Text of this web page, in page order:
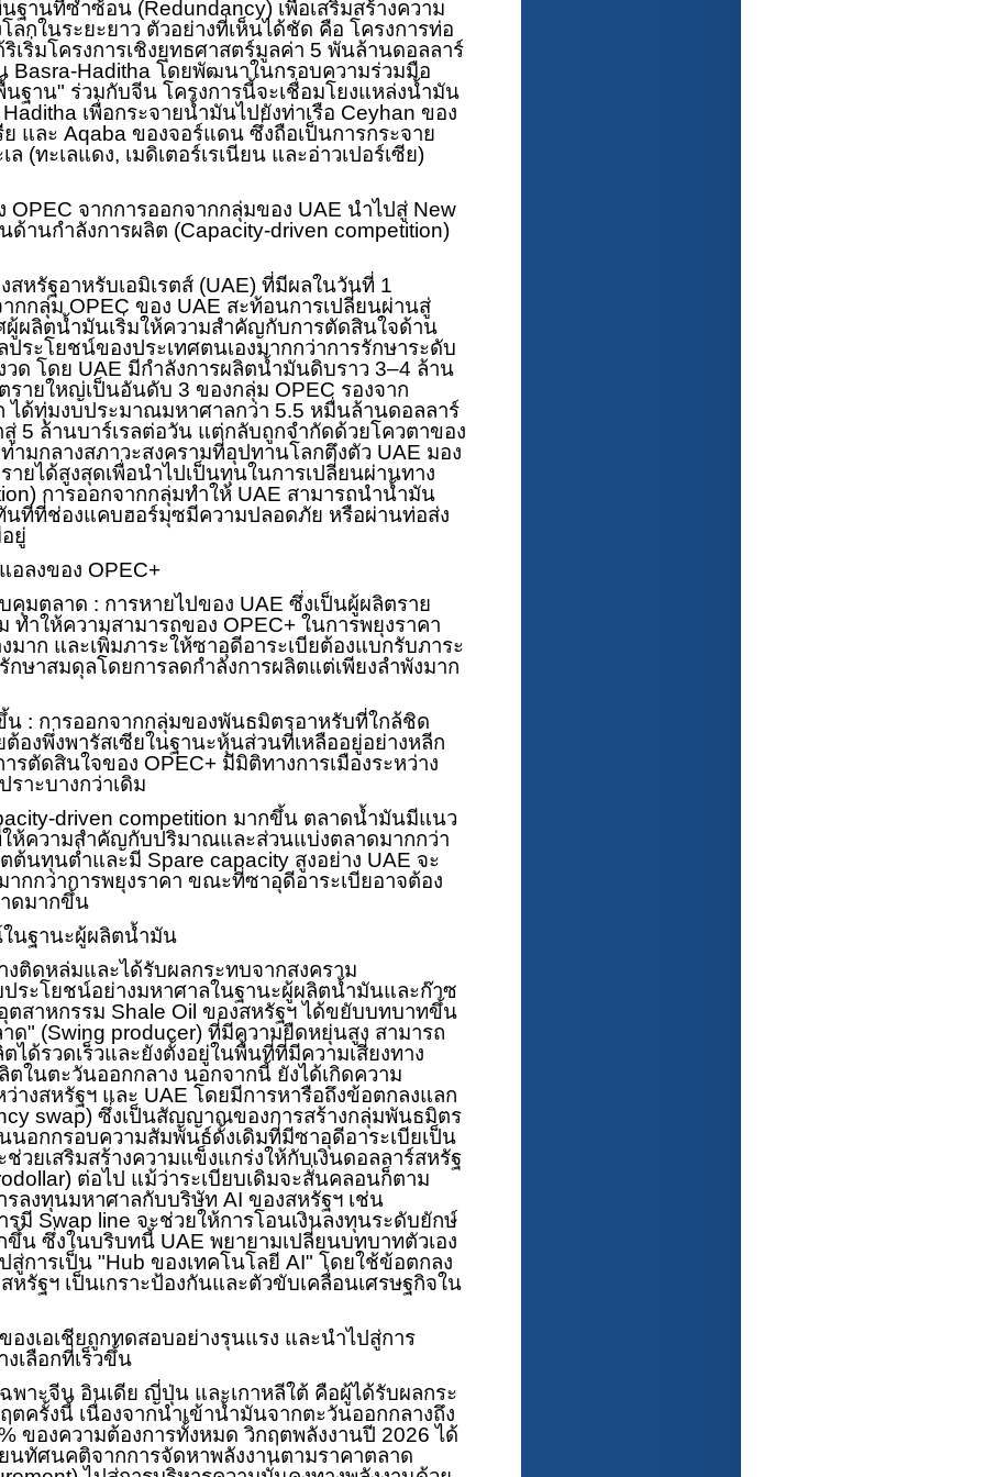
นฐานที่ซ้ำซ้อน (Redundancy) เพื่อเสริมสร้างความ
กในระยะยาว ตัวอย่างที่เห็นได้ชัด คือ โครงการท่อ
เริ่มโครงการเชิงยุทธศาสตร์มูลค่า 5 พันล้านดอลลาร์
Basra-Haditha โดยพัฒนาในกรอบความร่วมมือ
ฐาน" ร่วมกับจีน โครงการนี้จะเชื่อมโยงแหล่งน้ำมัน
Haditha เพื่อกระจายน้ำมันไปยังท่าเรือ Ceyhan ของ
ย และ Aqaba ของจอร์แดน ซึ่งถือเป็นการกระจาย
ล (ทะเลแดง, เมดิเตอร์เรเนียน และอ่าวเปอร์เซีย)
OPEC จากการออกจากกลุ่มของ UAE นำไปสู่ New
ด้านกำลังการผลิต (Capacity-driven competition)
หรัฐอาหรับเอมิเรตส์ (UAE) ที่มีผลในวันที่ 1
กกลุ่ม OPEC ของ UAE สะท้อนการเปลี่ยนผ่านสู่
ผู้ผลิตน้ำมันเริ่มให้ความสำคัญกับการตัดสินใจด้าน
ระโยชน์ของประเทศตนเองมากกว่าการรักษาระดับ
วด โดย UAE มีกำลังการผลิตน้ำมันดิบราว 3–4 ล้าน
รายใหญ่เป็นอันดับ 3 ของกลุ่ม OPEC รองจาก
ได้ทุ่มงบประมาณมหาศาลกว่า 5.5 หมื่นล้านดอลลาร์
5 ล้านบาร์เรลต่อวัน แต่กลับถูกจำกัดด้วยโควตาของ
ามกลางสภาวะสงครามที่อุปทานโลกตึงตัว UAE มอง
ายได้สูงสุดเพื่อนำไปเป็นทุนในการเปลี่ยนผ่านทาง
การออกจากกลุ่มทำให้ UAE สามารถนำน้ำมัน
นทีที่ช่องแคบฮอร์มุซมีความปลอดภัย หรือผ่านท่อส่ง
ยู่
อลงของ OPEC+
คุมตลาด : การหายไปของ UAE ซึ่งเป็นผู้ผลิตราย
ำให้ความสามารถของ OPEC+ ในการพยุงราคา
มาก และเพิ่มภาระให้ซาอุดีอาระเบียต้องแบกรับภาระ
ษาสมดุลโดยการลดกำลังการผลิตแต่เพียงลำพังมาก
น : การออกจากกลุ่มของพันธมิตรอาหรับที่ใกล้ชิด
องพึ่งพารัสเซียในฐานะหุ้นส่วนที่เหลืออยู่อย่างหลีก
ารตัดสินใจของ OPEC+ มีมิติทางการเมืองระหว่าง
าะบางกว่าเดิม
driven competition มากขึ้น ตลาดน้ำมันมีแนว
ห้ความสำคัญกับปริมาณและส่วนแบ่งตลาดมากกว่า
ตต้นทุนต่ำและมี Spare capacity สูงอย่าง UAE จะ
ากกว่าการพยุงราคา ขณะที่ซาอุดีอาระเบียอาจต้อง
ดมากขึ้น
นฐานะผู้ผลิตน้ำมัน
ติดหล่มและได้รับผลกระทบจากสงคราม
ประโยชน์อย่างมหาศาลในฐานะผู้ผลิตน้ำมันและก๊าซ
ตสาหกรรม Shale Oil ของสหรัฐฯ ได้ขยับบทบาทขึ้น
ด" (Swing producer) ที่มีความยืดหยุ่นสูง สามารถ
ได้รวดเร็วและยังตั้งอยู่ในพื้นที่ที่มีความเสี่ยงทาง
ตในตะวันออกกลาง นอกจากนี้ ยังได้เกิดความ
างสหรัฐฯ และ UAE โดยมีการหารือถึงข้อตกลงแลก
swap) ซึ่งเป็นสัญญาณของการสร้างกลุ่มพันธมิตร
นอกกรอบความสัมพันธ์ดั้งเดิมที่มีซาอุดีอาระเบียเป็น
วยเสริมสร้างความแข็งแกร่งให้กับเงินดอลลาร์สหรัฐ
ต่อไป แม้ว่าระเบียบเดิมจะสั่นคลอนก็ตาม
รลงทุนมหาศาลกับบริษัท AI ของสหรัฐฯ เช่น
รมี Swap line จะช่วยให้การโอนเงินลงทุนระดับยักษ์
ขึ้น ซึ่งในบริบทนี้ UAE พยายามเปลี่ยนบทบาทตัวเอง
สู่การเป็น "Hub ของเทคโนโลยี AI" โดยใช้ข้อตกลง
หรัฐฯ เป็นเกราะป้องกันและตัวขับเคลื่อนเศรษฐกิจใน
งเอเชียถูกทดสอบอย่างรุนแรง และนำไปสู่การ
เลือกที่เร็วขึ้น
ฉพาะจีน อินเดีย ญี่ปุ่น และเกาหลีใต้ คือผู้ได้รับผลกระ
ครั้งนี้ เนื่องจากนำเข้าน้ำมันจากตะวันออกกลางถึง
ของความต้องการทั้งหมด วิกฤตพลังงานปี 2026 ได้
นทัศนคติจากการจัดหาพลังงานตามราคาตลาด